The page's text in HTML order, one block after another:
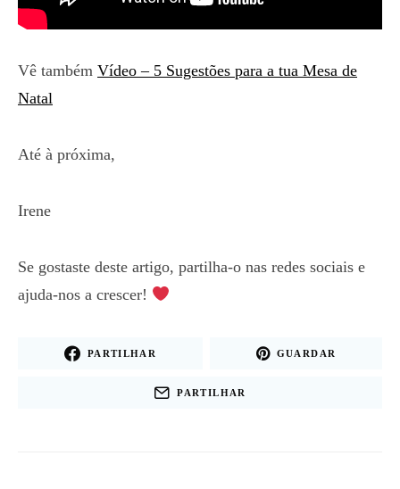
Vê também Vídeo – 5 Sugestões para a tua Mesa de
Natal
Até à próxima,
Irene
Se gostaste deste artigo, partilha-o nas redes sociais e
ajuda-nos a crescer!
PARTILHAR GUARDAR
PARTILHAR